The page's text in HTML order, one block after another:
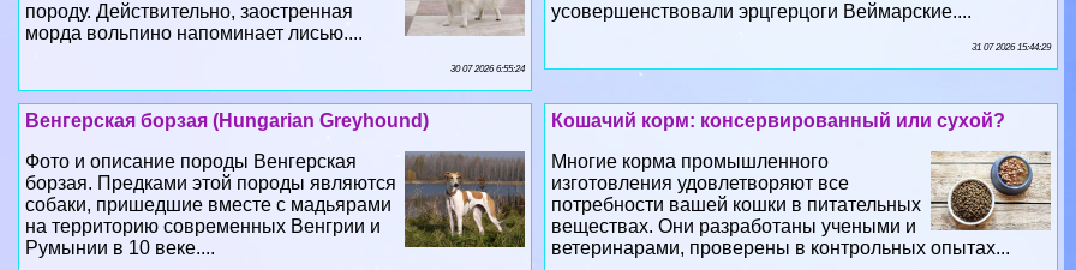
Кошачий корм: консервированный или сухой?
изготовления удовлетворяют все
потребности вашей кошки в питательных
веществах. Они разработаны учеными и
ветеринарами, проверены в контрольных опытах...
29 07 2026 15:31:45
Венгерская борзая (Hungarian Greyhound)
борзая. Предками этой породы являются
собаки, пришедшие вместе с мадьярами
на территорию современных Венгрии и
Румынии в 10 веке....
28 07 2026 7:54:47
Венгерская короткошерстая легавая (Magyar Vizsla,
Вельш-спрингер-спаниель (Welsh-Springer-Spaniel)